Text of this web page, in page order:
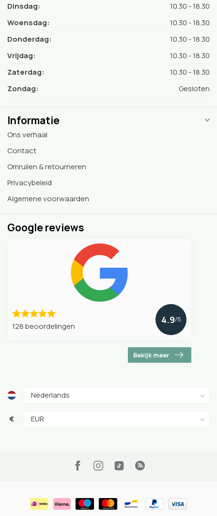
Dinsdag:
10.30 - 18.30
Woensdag:
10.30 - 18.30
Donderdag:
10.30 - 18.30
Vrijdag:
10.30 - 18.30
Zaterdag:
10.30 - 18.30
Zondag:
Gesloten
Informatie
Ons verhaal
Contact
Omruilen & retourneren
Privacybeleid
Algemene voorwaarden
Google reviews
128 beoordelingen
4.9/5
Bekijk meer
€